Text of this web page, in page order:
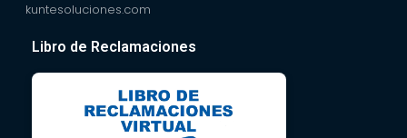
kuntesoluciones.com
Libro de Reclamaciones